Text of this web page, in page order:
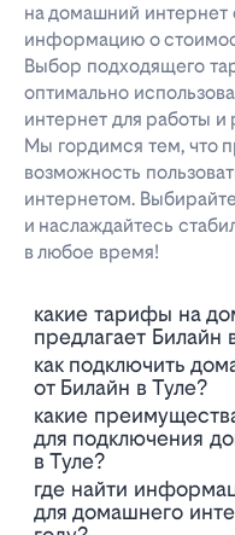
на домашний интернет
информацию о
Выбор подходящего
оптимально
интернет для работы и
Мы гордимся тем, что
возможность
интернетом.
и наслаждайтесь
в любое время!
Какие тарифы на домашний интернет
предлагает Билайн
Как подключить домашний интернет
от Билайн в Туле?
Какие преимущества предлагает Билайн
для подключения
в Туле?
Где найти информацию о ценах на тарифы
для домашнего